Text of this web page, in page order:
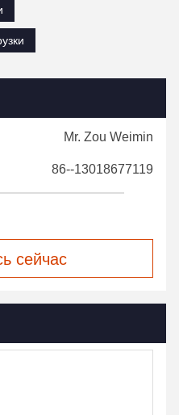
Mr. Zou Weimin
86--13018677119
сейчас